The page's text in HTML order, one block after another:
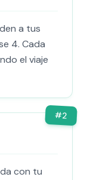
a tus
4. Cada
el viaje
#2
con tu